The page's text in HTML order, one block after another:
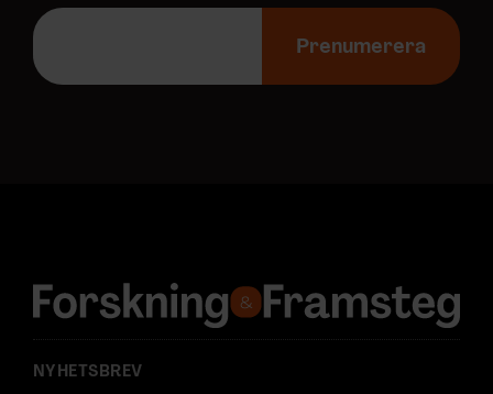
E
p
s
:
Prenumerera
NYHETSBREV